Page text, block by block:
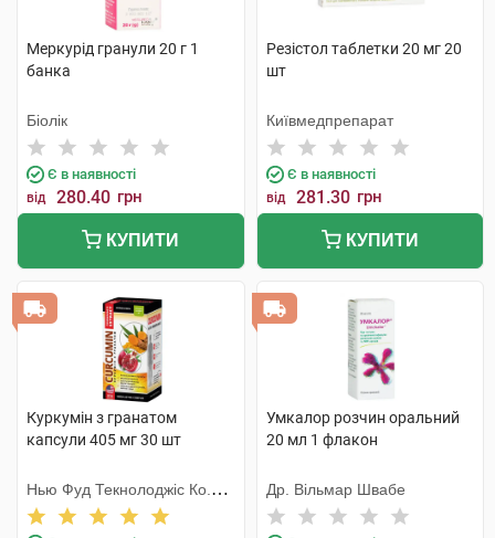
Меркурід гранули 20 г 1
банка
Біолік
Є в наявності
від 280.40 грн
КУПИТИ
Резістол таблетки 20 мг 20
шт
Київмедпрепарат
Є в наявності
від 281.30 грн
КУПИТИ
Куркумін з гранатом
капсули 405 мг 30 шт
Нью Фуд Текнолоджіс Ко.
Лтд
Умкалор розчин оральний
20 мл 1 флакон
Др. Вільмар Швабе